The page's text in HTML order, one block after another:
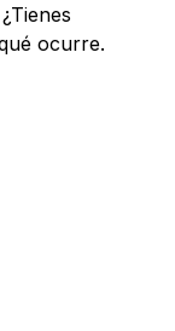
ocurre.